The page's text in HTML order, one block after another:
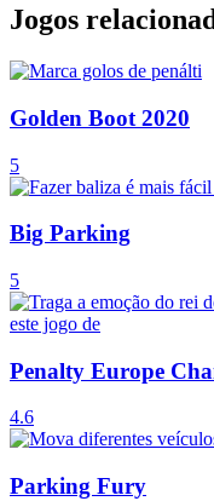
Jogos
Golden Boot 2020
5
Big Parking
5
Penalty Europe
4.6
Parking Fury